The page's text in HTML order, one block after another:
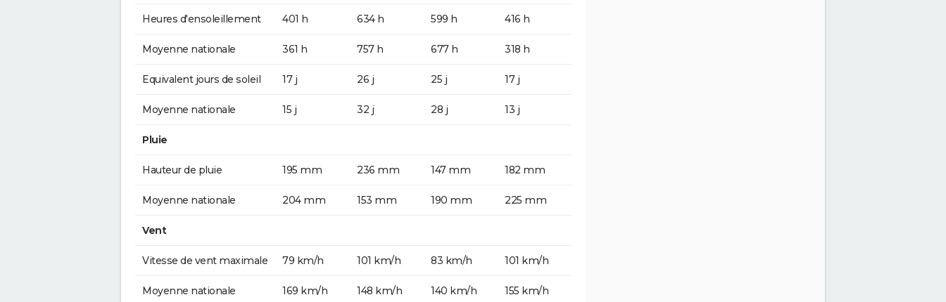
Heures d'ensoleillement 401 h 634 h 599 h 416 h
Moyenne nationale 361 h 757 h 677 h 318 h
Equivalent jours de soleil 17 j 26 j 25 j 17 j
Moyenne nationale 15 j 32 j 28 j 13 j
Pluie
Hauteur de pluie 195 mm 236 mm 147 mm 182 mm
Moyenne nationale 204 mm 153 mm 190 mm 225 mm
Vent
Vitesse de vent maximale 79 km/h 101 km/h 83 km/h 101 km/h
Moyenne nationale 169 km/h 148 km/h 140 km/h 155 km/h